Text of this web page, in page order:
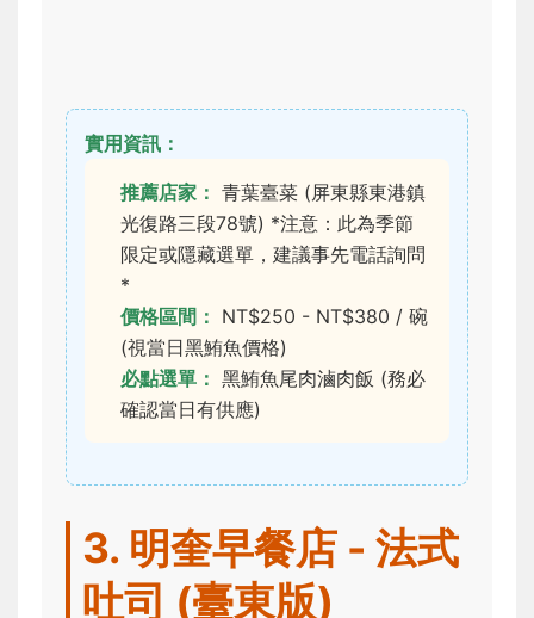
實用資訊：
推薦店家： 青葉臺菜 (屏東縣東港鎮
光復路三段78號) *注意：此為季節
限定或隱藏選單，建議事先電話詢問
*
價格區間： NT$250 - NT$380 / 碗
(視當日黑鮪魚價格)
必點選單： 黑鮪魚尾肉滷肉飯 (務必
確認當日有供應)
3. 明奎早餐店 - 法式
吐司 (臺東版)